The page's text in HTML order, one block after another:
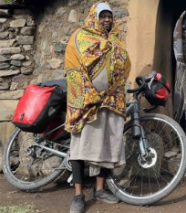
feministasverán un
presupuestario,
2019. En el ámbito
eurosa ayudas para
se mantiene la
reforzar el comercio
recogen partidas para
Cultura y Deporte, con